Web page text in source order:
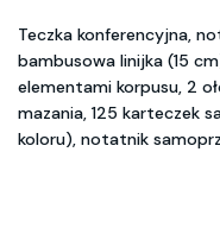
Teczka konferencyjna,
bambusowa linijka (15
elementami korpusu, 2
mazania, 125 karteczek
koloru), notatnik